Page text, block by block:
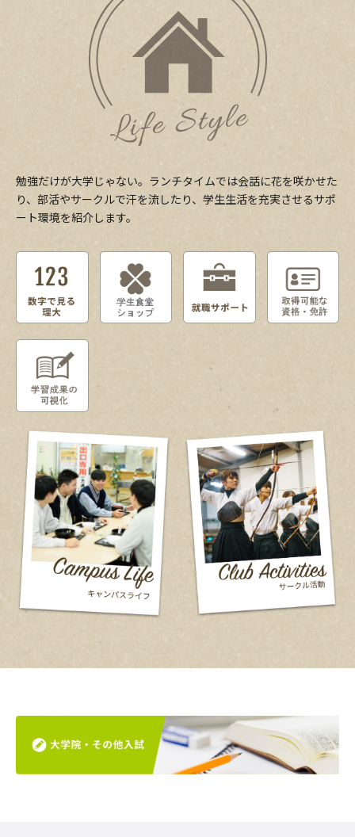
勉強だけが大学じゃない。ランチタイムでは会話に花を咲かせた
り、部活やサークルで汗を流したり、学生生活を充実させるサポ
ート環境を紹介します。